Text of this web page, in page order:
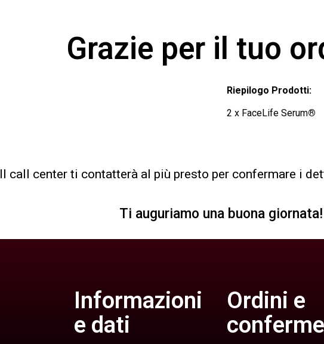
Grazie per il tuo
Riepilogo Prodotti:
2 x FaceLife Serum®
Il call center ti contatterà al più presto per confermare i
Ti auguriamo una buona giornata!
Informazioni
e dati
Ordini e
conferme